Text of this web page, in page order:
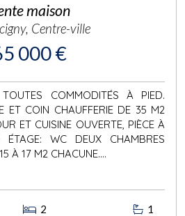
maison
Centre-ville
000 €
TOUTES COMMODITÉS À PIED.
ET COIN CHAUFFERIE DE 35 M2
ET CUISINE OUVERTE, PIÈCE À
WC DEUX CHAMBRES
À 17 M2 CHACUNE....
2 1